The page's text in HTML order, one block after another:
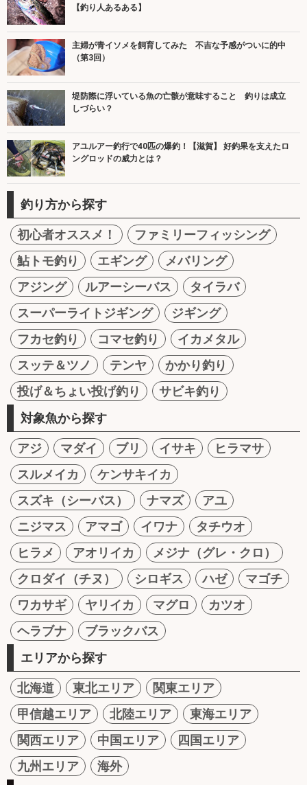
【釣り人あるある】
主婦が青イソメを飼育してみた 不吉な予感がついに的中
（第3回）
堤防際に浮いている魚の亡骸が意味すること 釣りは成立
しづらい？
アユルアー釣行で40匹の爆釣！【滋賀】 好釣果を支えたロ
ングロッドの威力とは？
釣り方から探す
初心者オススメ！
ファミリーフィッシング
鮎トモ釣り
エギング
メバリング
アジング
ルアーシーバス
タイラバ
スーパーライトジギング
ジギング
フカセ釣り
コマセ釣り
イカメタル
スッテ＆ツノ
テンヤ
かかり釣り
投げ＆ちょい投げ釣り
サビキ釣り
対象魚から探す
アジ マダイ ブリ イサキ
ヒラマサ
スルメイカ
ケンサキイカ
スズキ（シーバス）
ナマズ
アユ
ニジマス
アマゴ イワナ
タチウオ
ヒラメ
アオリイカ
メジナ（グレ・クロ）
クロダイ（チヌ）
シロギス ハゼ
マゴチ
ワカサギ
ヤリイカ マグロ
カツオ
ヘラブナ
ブラックバス
エリアから探す
北海道 東北エリア
関東エリア
甲信越エリア
北陸エリア
東海エリア
関西エリア
中国エリア
四国エリア
九州エリア
海外